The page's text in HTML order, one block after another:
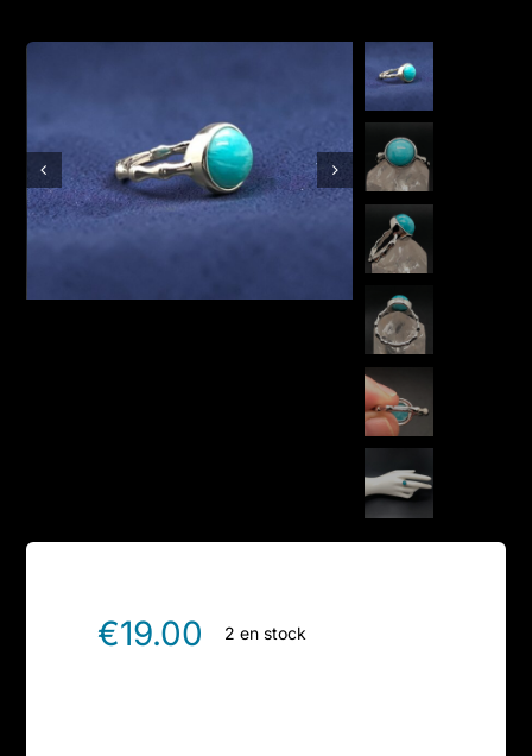
€19.00 2 en stock